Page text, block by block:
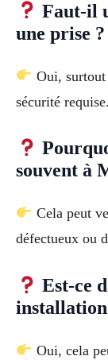
Faut-il
une prise ?
Oui,
sécurité requise.
souvent à
Cela peut
défectueux ou
Est-ce
Oui, cela